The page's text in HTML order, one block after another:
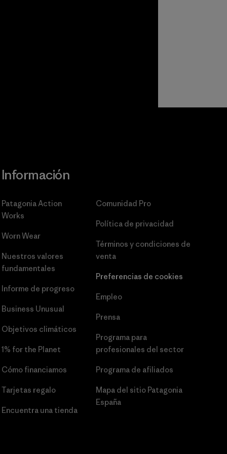
Información
Patagonia Action
Works
Worn Wear
Nuestros valores
fundamentales
Informe de progreso
Business Unusual
Objetivos climáticos
1% for the Planet
Cómo financiamos
Tarjetas regalo
Encuentra una tienda
Comunidad Pro
Política de privacidad
Términos y condiciones de
venta
Preferencias de cookies
Empleo
Prensa
Programa para
profesionales del sector
Programa de afiliados
Mapa del sitio Patagonia
España